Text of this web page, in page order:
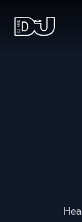
DJ Mag Germany